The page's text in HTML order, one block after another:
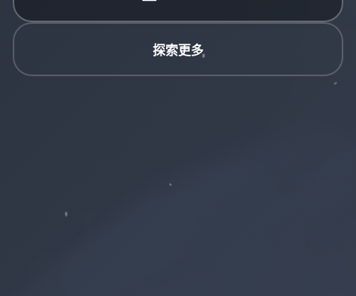
探索更多